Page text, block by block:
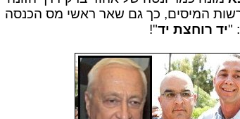
המיסים, כך גם שאר ראשי מס הכנסה
"יד רוחצת יד"!